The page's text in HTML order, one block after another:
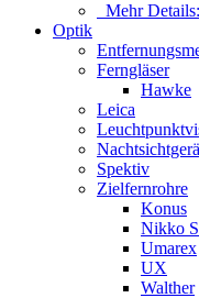
Mehr Details:
Optik
Ferngläser
Hawke
Leica
Spektiv
Zielfernrohre
Konus
Nikko
Umarex
UX
Walther